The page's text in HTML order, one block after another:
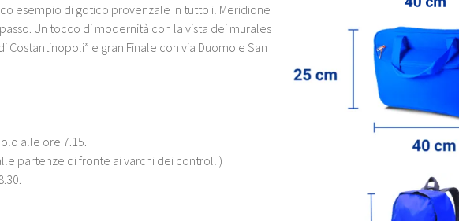
esempio di gotico provenzale in tutto il Meridione
Un tocco di modernità con la vista dei murales
Costantinopoli” e gran Finale con via Duomo e San
alle ore 7.15.
partenze di fronte ai varchi dei controlli)